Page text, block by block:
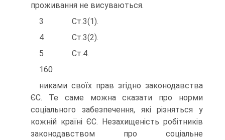
проживання не висуваються.
3 Ст.3(1).
4 Ст.3(2).
5 Ст.4.
160
никами своїх прав згідно законодавства
ЄС. Те саме можна сказати про норми
соціального забезпечення, які різняться у
кожній країні ЄС. Незахищеність робітників
законодавством про соціальне